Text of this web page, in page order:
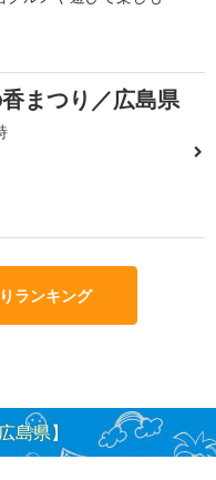
まつり／広島県
ランキング
島県】